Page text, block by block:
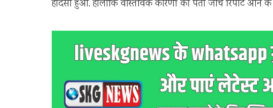
हादसा हुआ, हालांकि वास्तविक कारणों का पता जांच रिपोर्ट आने